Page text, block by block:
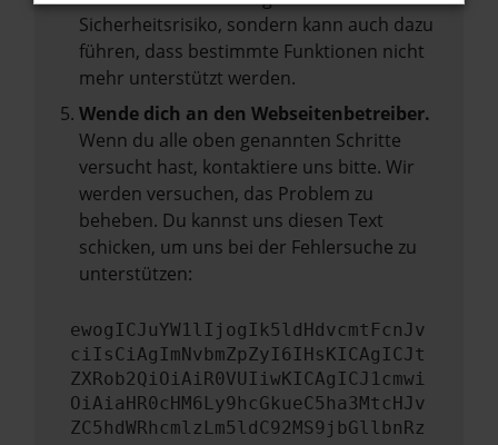
Sicherheitsrisiko, sondern kann auch dazu
führen, dass bestimmte Funktionen nicht
mehr unterstützt werden.
Wende dich an den Webseitenbetreiber.
Wenn du alle oben genannten Schritte
versucht hast, kontaktiere uns bitte. Wir
werden versuchen, das Problem zu
beheben. Du kannst uns diesen Text
schicken, um uns bei der Fehlersuche zu
unterstützen:
ewogICJuYW1lIjogIk5ldHdvcmtFcnJv
ciIsCiAgImNvbmZpZyI6IHsKICAgICJt
ZXRob2QiOiAiR0VUIiwKICAgICJ1cmwi
OiAiaHR0cHM6Ly9hcGkueC5ha3MtcHJv
ZC5hdWRhcmlzLm5ldC92MS9jbGllbnRz